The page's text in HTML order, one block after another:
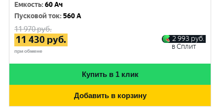
Емкость:60 Ач
Пусковой ток:560 A
11 970руб.
11 430 руб.
при обмене
2 993 руб.
в Сплит
Купить в 1 клик
Добавить в корзину